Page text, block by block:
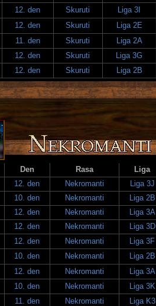
12. den Skuruti Liga 3I
12. den Skuruti Liga 2E
11. den Skuruti Liga 2A
12. den Skuruti Liga 3G
12. den Skuruti Liga 2B
Den Rasa Liga
12. den Nekromanti Liga 3J
10. den Nekromanti Liga 2B
12. den Nekromanti Liga 3A
12. den Nekromanti Liga 3D
12. den Nekromanti Liga 3F
10. den Nekromanti Liga 2B
12. den Nekromanti Liga 3A
10. den Nekromanti Liga 3K
11. den Nekromanti Liga K3